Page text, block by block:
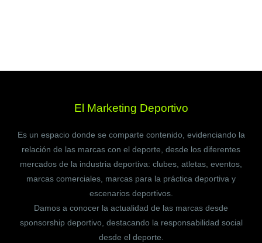
El Marketing Deportivo
Es un espacio donde se comparte contenido, evidenciando la
relación de las marcas con el deporte, desde los diferentes
mercados de la industria deportiva: clubes, atletas, eventos,
marcas comerciales, marcas para la práctica deportiva y
escenarios deportivos.
Damos a conocer la actualidad de las marcas desde
sponsorship deportivo, destacando la responsabilidad social
desde el deporte.